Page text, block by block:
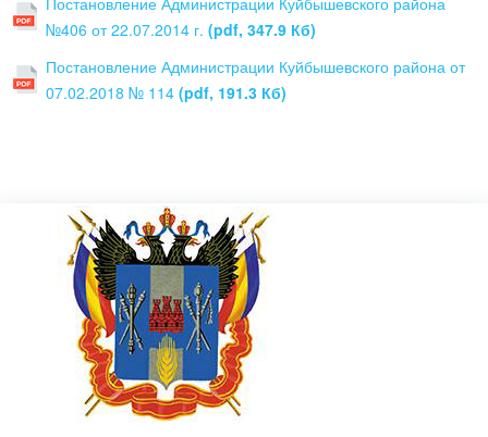
№406 от 22.07.2014 г. (pdf, 347.9 Кб)
Постановление Администрации Куйбышевского района от
07.02.2018 № 114 (pdf, 191.3 Кб)